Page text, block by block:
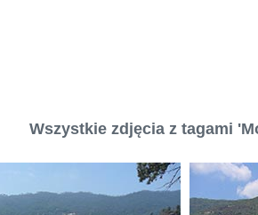
Wszystkie zdjęcia z tagami